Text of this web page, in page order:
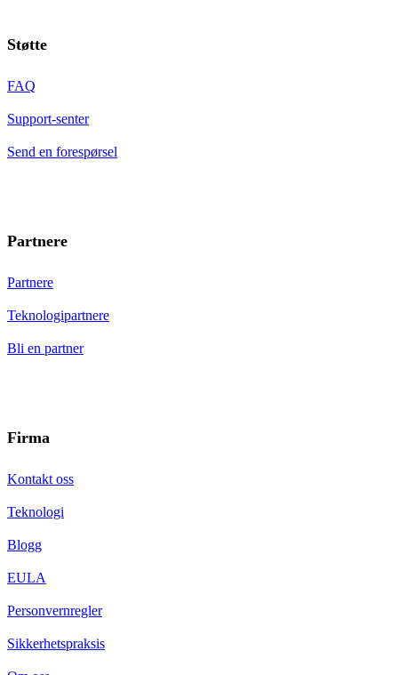
Støtte
FAQ
Support-senter
Send en forespørsel
Partnere
Partnere
Teknologipartnere
Bli en partner
Firma
Kontakt oss
Teknologi
Blogg
EULA
Personvernregler
Sikkerhetspraksis